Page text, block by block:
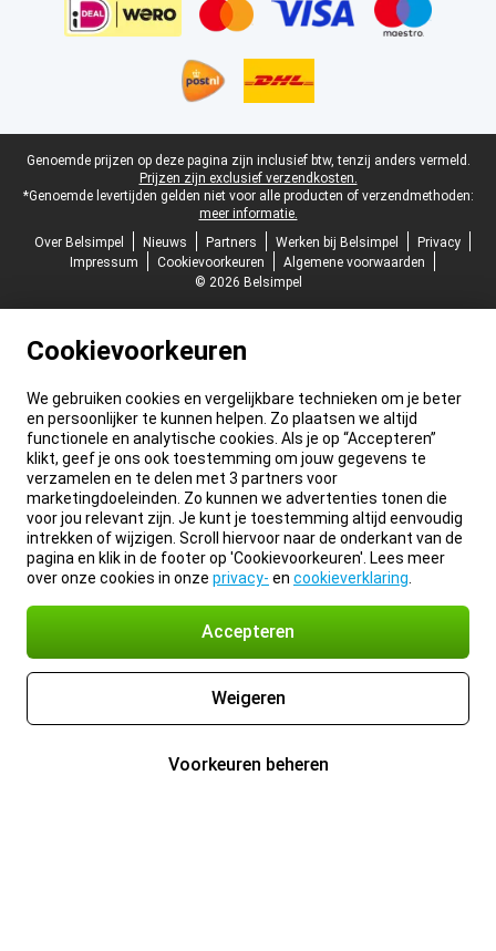
Juridische voettekst
Genoemde prijzen op deze pagina zijn inclusief btw, tenzij anders vermeld.
Prijzen zijn exclusief verzendkosten.
*Genoemde levertijden gelden niet voor alle producten of verzendmethoden:
meer informatie.
Over Belsimpel
Nieuws Partners Werken bij Belsimpel
Privacy
Impressum
Cookievoorkeuren
Algemene voorwaarden
© 2026 Belsimpel
Cookievoorkeuren
We gebruiken cookies en vergelijkbare technieken om je beter
en persoonlijker te kunnen helpen. Zo plaatsen we altijd
functionele en analytische cookies. Als je op “Accepteren”
klikt, geef je ons ook toestemming om jouw gegevens te
verzamelen en te delen met 3 partners voor
marketingdoeleinden. Zo kunnen we advertenties tonen die
voor jou relevant zijn. Je kunt je toestemming altijd eenvoudig
intrekken of wijzigen. Scroll hiervoor naar de onderkant van de
pagina en klik in de footer op 'Cookievoorkeuren'. Lees meer
over onze cookies in onze privacy- en cookieverklaring
Accepteren
Weigeren
Voorkeuren beheren